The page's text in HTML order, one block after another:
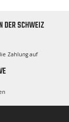
DER SCHWEIZ
Zahlung auf